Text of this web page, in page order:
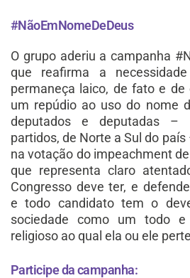
#NãoEmNomeDeDeus
O grupo aderiu a campanha
que reafirma a
permaneça laico, de fato e
um repúdio ao uso do nome
deputados e deputadas –
partidos, de Norte a Sul do país
na votação do impeachment
que representa claro
Congresso deve ter, e
e todo candidato tem o
sociedade como um todo
religioso ao qual ela ou ele
Participe da campanha: